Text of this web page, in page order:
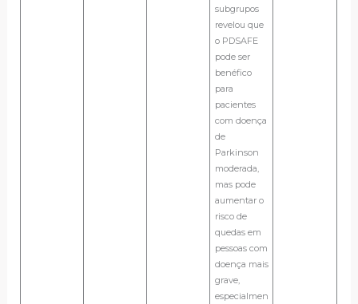
subgrupos
revelou que
o PDSAFE
pode ser
benéfico
para
pacientes
com doença
de
Parkinson
moderada,
mas pode
aumentar o
risco de
quedas em
pessoas com
doença mais
grave,
especialmen